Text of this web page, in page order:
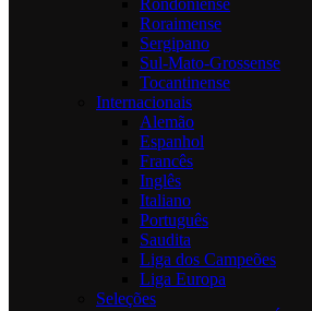
Roraimense
Sergipano
Sul-Mato-Grossense
Tocantinense
Internacionais
Alemão
Espanhol
Francês
Inglês
Italiano
Português
Saudita
Liga dos Campeões
Liga Europa
Seleções